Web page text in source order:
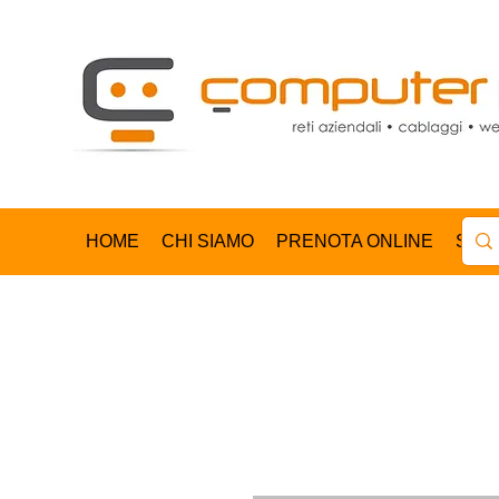
HOME CHI SIAMO PRENOTA ONLINE